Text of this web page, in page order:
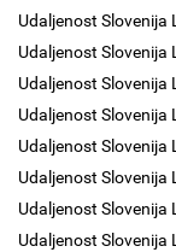
Udaljenost Slovenija
Udaljenost Slovenija
Udaljenost Slovenija
Udaljenost
Udaljenost
Udaljenost Slovenija
Udaljenost Slovenija
Udaljenost Slovenija